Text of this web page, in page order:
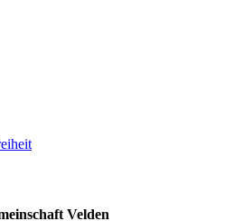
Velden